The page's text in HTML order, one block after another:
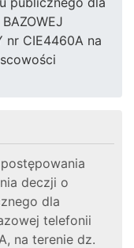
nr CIE4460A na
deczji o
dla
telefonii
na terenie dz.